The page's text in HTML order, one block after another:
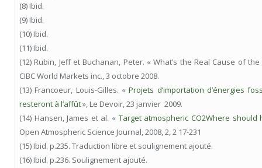
(8) Ibid.
(9) Ibid.
(10) Ibid.
(11) Ibid.
(12) Rubin, Jeff et Buchanan, Peter. « What’s the Real Cause of
CIBC World Markets inc., 3 octobre 2008.
(13) Francoeur, Louis-Gilles. «Projets d’importation d’énergies
resteront à l’affût», Le Devoir, 23 janvier 2009.
(14) Hansen, James et al. « Target atmospheric CO2Where should
Open Atmospheric Science Journal, 2008, 2, 2 17-231
(15) Ibid. p.235. Traduction libre et soulignement ajouté.
(16) Ibid. p.236. Soulignement ajouté.